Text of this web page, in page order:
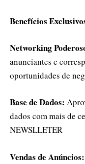
Benefícios
Networking
anunciantes e
oportunidades de
Base de Dados:
dados com mais de
NEWSLLETER
Vendas de Anúncios: